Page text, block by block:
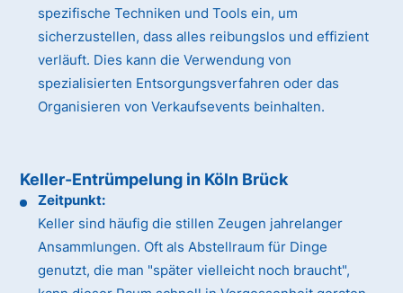
spezifische Techniken und Tools ein, um
sicherzustellen, dass alles reibungslos und effizient
verläuft. Dies kann die Verwendung von
spezialisierten Entsorgungsverfahren oder das
Organisieren von Verkaufsevents beinhalten.
Keller-Entrümpelung in Köln Brück
Zeitpunkt:
Keller sind häufig die stillen Zeugen jahrelanger
Ansammlungen. Oft als Abstellraum für Dinge
genutzt, die man "später vielleicht noch braucht",